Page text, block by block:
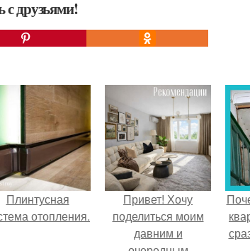
с друзьями!
Плинтусная
отопления.
Привет! Хочу
поделиться моим
давним и